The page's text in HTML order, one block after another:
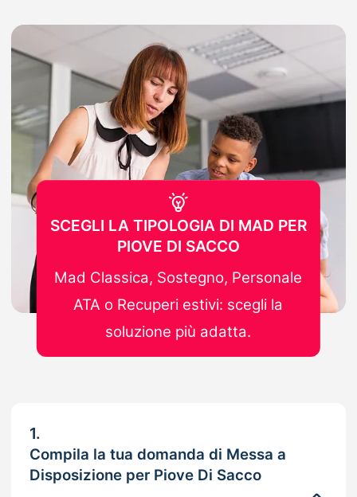
1.
Compila la tua domanda di Messa a
Disposizione per Piove Di Sacco
SCEGLI LA TIPOLOGIA DI MAD PER
PIOVE DI SACCO
Mad Classica, Sostegno, Personale
ATA o Recuperi estivi: scegli la
soluzione più adatta.